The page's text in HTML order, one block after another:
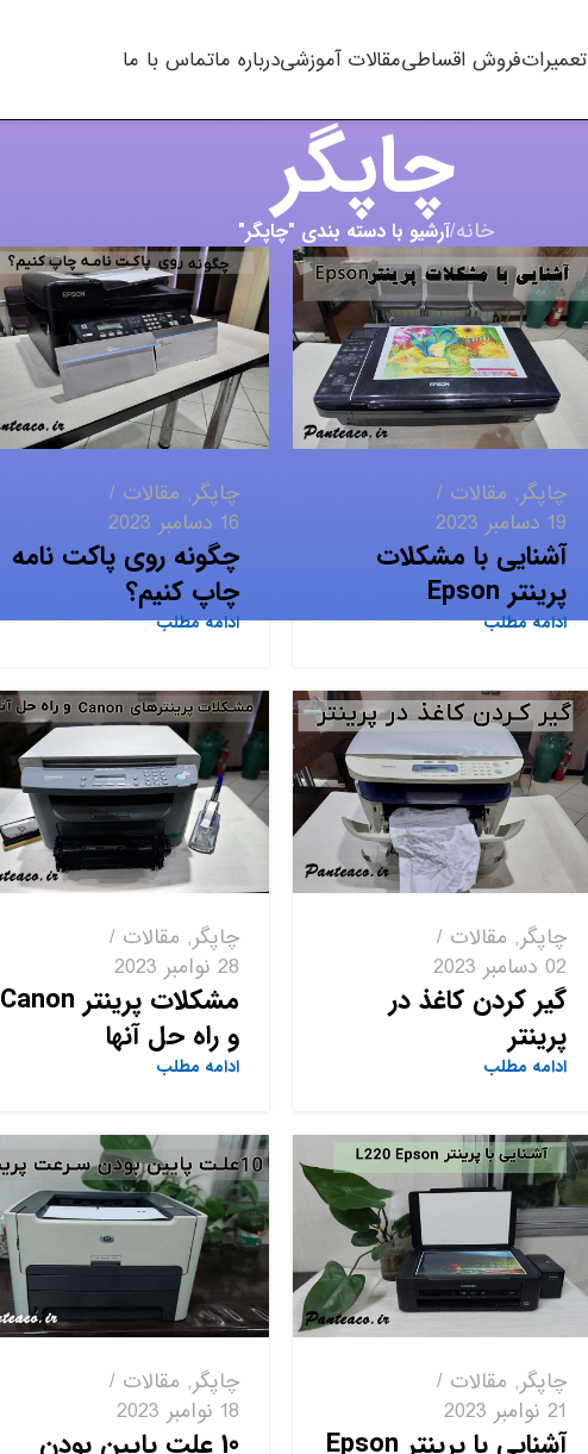
تعمیراتفروش اقساطیمقالات آموزشیدرباره ماتماس با ما
چاپگر
خانه/آرشیو با دسته بندی "چاپگر"
چاپگر, مقالات
19 دسامبر 2023
آشنایی با مشکلات
پرینتر Epson
ادامه مطلب
چاپگر, مقالات
16 دسامبر 2023
چگونه روی پاکت نامه
چاپ کنیم؟
ادامه مطلب
چاپگر, مقالات
02 دسامبر 2023
گیر کردن کاغذ در
پرینتر
ادامه مطلب
چاپگر, مقالات
28 نوامبر 2023
مشکلات پرینتر Canon
و راه حل آنها
ادامه مطلب
چاپگر, مقالات
21 نوامبر 2023
آشنایی با پرینتر Epson
چاپگر, مقالات
18 نوامبر 2023
10 علت پایین بودن